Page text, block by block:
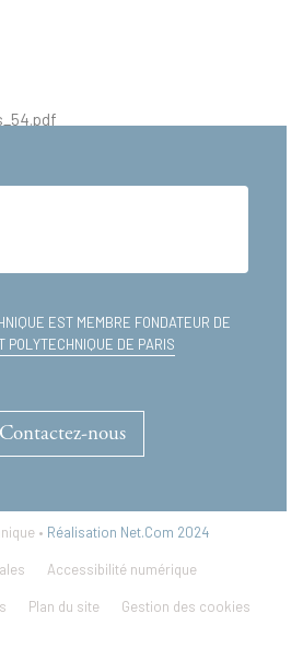
EST MEMBRE FONDATEUR DE
POLYTECHNIQUE DE PARIS
Contactez-nous
• Réalisation Net.Com 2024
Accessibilité numérique
Plan du site Gestion des cookies